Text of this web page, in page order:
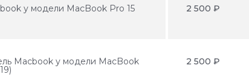
у модели MacBook Pro 15 2 500 ₽
Macbook у модели MacBook 2 500 ₽